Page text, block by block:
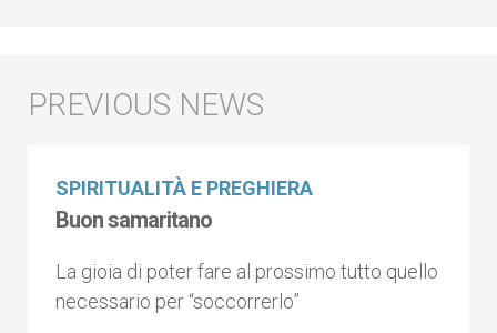
SPIRITUALITÀ E PREGHIERA
Buon samaritano
La gioia di poter fare al prossimo tutto quello
necessario per “soccorrerlo”